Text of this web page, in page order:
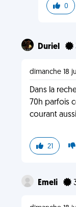
0
Duriel
dimanche 18
Dans la
70h parfois
courant
21
Emeli